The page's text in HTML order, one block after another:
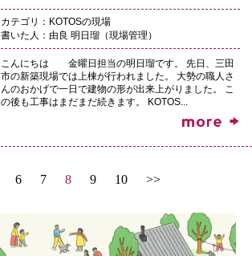
カテゴリ：KOTOSの現場
書いた人：由良 明日瑠（現場管理）
こんにちは 金曜日担当の明日瑠です。 先日、三田
市の新築現場では上棟が行われました。 大勢の職人さ
んのおかげで一日で建物の形が出来上がりました。 こ
の後も工事はまだまだ続きます。 KOTOS...
6 7 8 9 10 >>